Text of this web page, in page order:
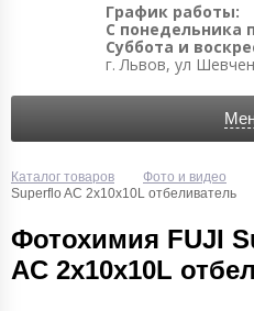
График работы:
С понедельника
Суббота и
г. Львов, ул
Каталог товаров Фото и видео
Superflo AC 2x10x10L отбеливатель
Фотохимия FUJI
AC 2x10x10L